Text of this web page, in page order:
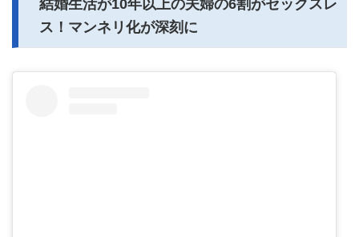
結婚生活が10年以上の夫婦の6割がセックスレ
ス！マンネリ化が深刻に